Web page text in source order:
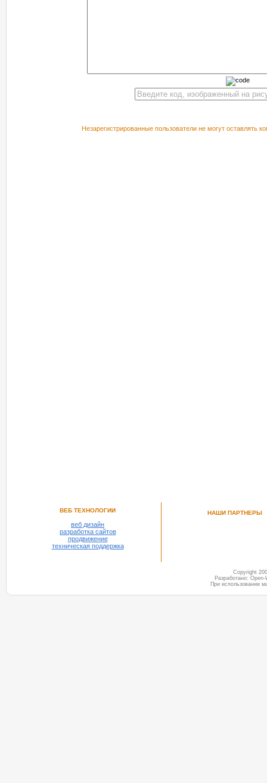
Незарегистрированные пользователи не могут оставлять
ВЕБ ТЕХНОЛОГИИ
веб дизайн
разработка сайтов
продвижение
техническая поддержка
НАШИ ПАРТНЕРЫ
Copyright
Разработано:
При использовании